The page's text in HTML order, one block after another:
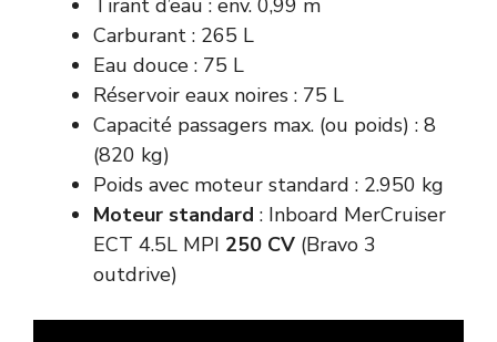
Carburant : 265 L
Eau douce : 75 L
Réservoir eaux noires : 75 L
Capacité passagers max. (ou poids) : 8
(820 kg)
Poids avec moteur standard : 2.950 kg
Moteur standard : Inboard MerCruiser
ECT 4.5L MPI 250 CV (Bravo 3
outdrive)